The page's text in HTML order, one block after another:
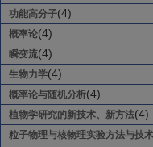
功能高分子(4)
概率论(4)
瞬变流(4)
生物力学(4)
概率论与随机分析(4)
植物学研究的新技术、新方法(4)
粒子物理与核物理实验方法与技术